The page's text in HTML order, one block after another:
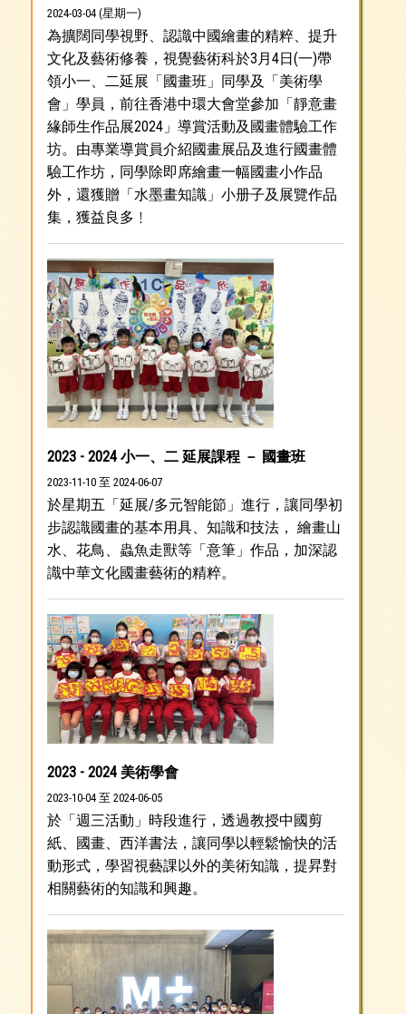
2024-03-04 (星期一)
為擴闊同學視野、認識中國繪畫的精粹、提升
文化及藝術修養，視覺藝術科於3月4日(一)帶
領小一、二延展「國畫班」同學及「美術學
會」學員，前往香港中環大會堂參加「靜意畫
緣師生作品展2024」導賞活動及國畫體驗工作
坊。由專業導賞員介紹國畫展品及進行國畫體
驗工作坊，同學除即席繪畫一幅國畫小作品
外，還獲贈「水墨畫知識」小册子及展覽作品
集，獲益良多﹗
2023 - 2024 小一、二 延展課程 － 國畫班
2023-11-10 至 2024-06-07
於星期五「延展/多元智能節」進行，讓同學初
步認識國畫的基本用具、知識和技法， 繪畫山
水、花鳥、蟲魚走獸等「意筆」作品，加深認
識中華文化國畫藝術的精粹。
2023 - 2024 美術學會
2023-10-04 至 2024-06-05
於「週三活動」時段進行，透過教授中國剪
紙、國畫、西洋書法，讓同學以輕鬆愉快的活
動形式，學習視藝課以外的美術知識，提昇對
相關藝術的知識和興趣。